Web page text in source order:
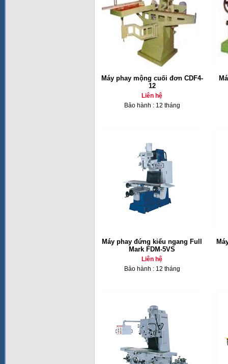
Máy phay mộng cuối đơn CDF4-
12
Liên hệ
Bảo hành : 12 tháng
Máy phay đứng kiểu ngang Full
Mark FDM-5VS
Liên hệ
Bảo hành : 12 tháng